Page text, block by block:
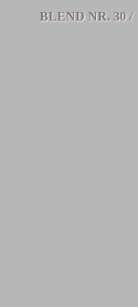
BLEND NR. 30 /